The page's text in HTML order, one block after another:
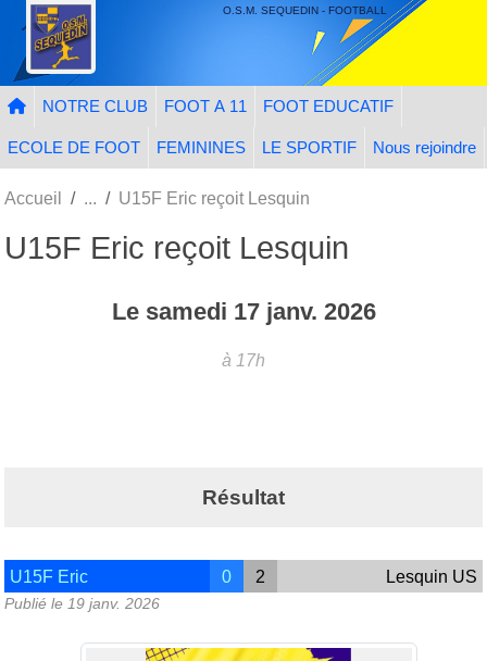
O.S.M. SEQUEDIN - FOOTBALL
NOTRE CLUB FOOT A 11 FOOT EDUCATIF
ECOLE DE FOOT FEMININES LE SPORTIF Nous rejoindre
Accueil U15F Eric reçoit Lesquin
U15F Eric reçoit Lesquin
Le samedi 17 janv. 2026
à 17h
Résultat
U15F Eric 0 2 Lesquin US
Publié le 19 janv. 2026
Panneau de gestion des cookies